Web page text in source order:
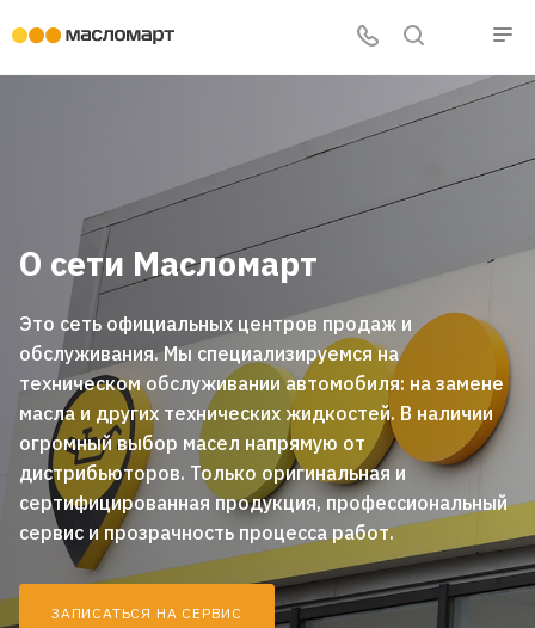
О сети Масломaрт
Это сеть официальных центров продаж и
обслуживания. Мы специализируемся на
техническом обслуживании автомобиля: на замене
масла и других технических жидкостей. В наличии
огромный выбор масел напрямую от
дистрибьюторов. Только оригинальная и
сертифицированная продукция, профессиональный
сервис и прозрачность процесса работ.
ЗАПИСАТЬСЯ НА СЕРВИС